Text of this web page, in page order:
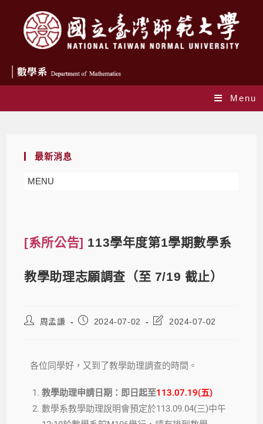
Menu
最新消息
MENU
[系所公告] 113學年度第1學期數學系
教學助理志願調查（至 7/19 截止）
周孟謙 2024-07-02 2024-07-02
各位同學好，又到了教學助理調查的時間。
教學助理申請日期：即日起至113.07.19(五)
數學系教學助理說明會預定於113.09.04(三)中午